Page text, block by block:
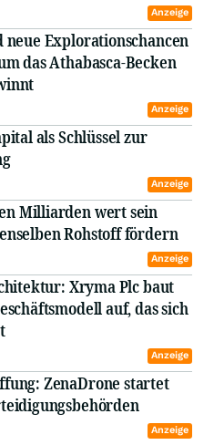
Anzeige
neue Explorationschancen
das Athabasca-Becken
Anzeige
als Schlüssel zur
Anzeige
Milliarden wert sein
Rohstoff fördern
Anzeige
Xryma Plc baut
auf, das sich
Anzeige
ZenaDrone startet
Anzeige